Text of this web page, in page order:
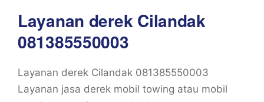
Layanan derek Cilandak
081385550003
Layanan derek Cilandak 081385550003
Layanan jasa derek mobil towing atau mobil